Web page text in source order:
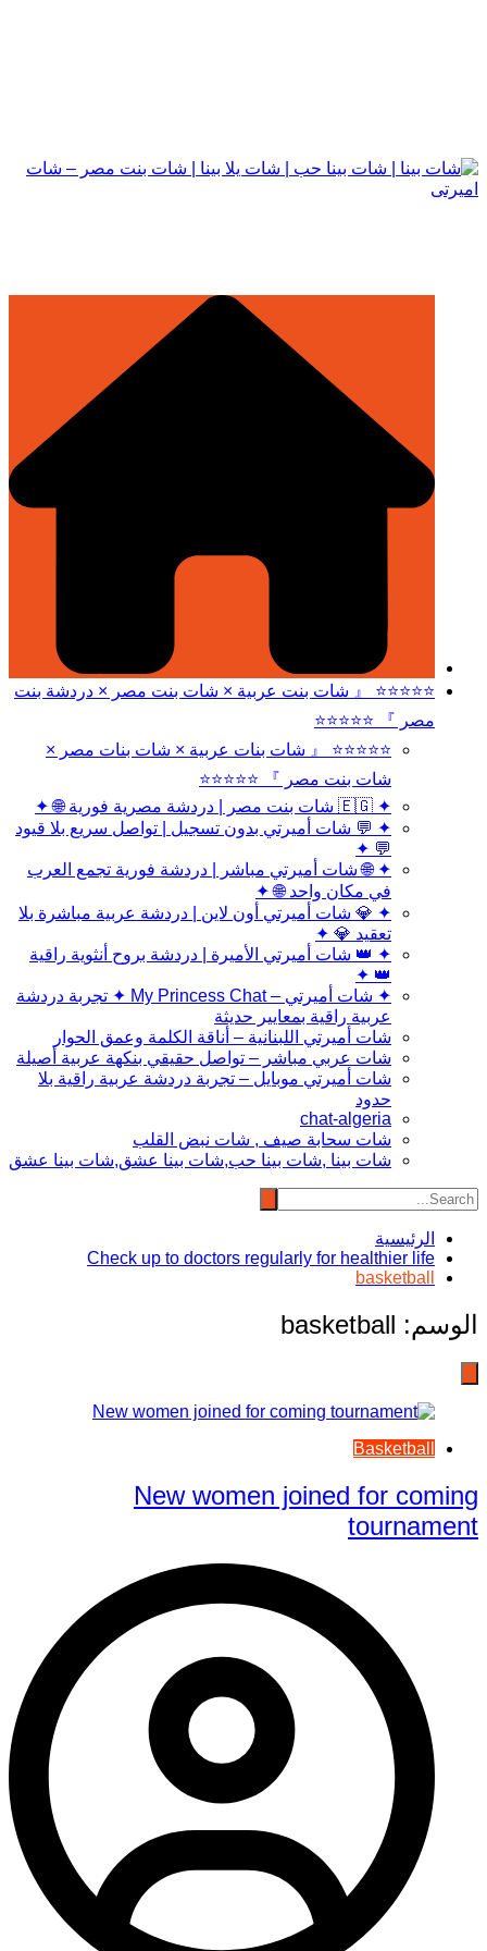
التجاوز
إلى
⭐⭐⭐⭐⭐ 『 شات بنت عربية × شات بنت مصر × دردشة بنت
مصر 』 ⭐⭐⭐⭐⭐
⭐⭐⭐⭐⭐ 『 شات بنات عربية × شات بنات مصر ×
شات بنت مصر 』 ⭐⭐⭐⭐⭐
✦ 🇪🇬 شات بنت مصر | دردشة مصرية فورية 🌐 ✦
✦ 💬 شات أميرتي بدون تسجيل | تواصل سريع بلا قيود
💬 ✦
✦ 🌐 شات أميرتي مباشر | دردشة فورية تجمع العرب
في مكان واحد 🌐 ✦
✦ 💎 شات أميرتي أون لاين | دردشة عربية مباشرة بلا
تعقيد 💎 ✦
✦ 👑 شات أميرتي الأميرة | دردشة بروح أنثوية راقية
👑 ✦
✦ شات أميرتي – My Princess Chat ✦ تجربة دردشة
عربية راقية بمعايير حديثة
شات أميرتي اللبنانية – أناقة الكلمة وعمق الحوار
شات عربي مباشر – تواصل حقيقي بنكهة عربية أصيلة
شات أميرتي موبايل – تجربة دردشة عربية راقية بلا
حدود
chat-algeria
شات سحابة صيف , شات نبض القلب
شات بينا ,شات بينا حب,شات بينا عشق,شات بينا عشق
الرئيسية
Check up to doctors regularly for healthier life
basketball
الوسم: basketball
Basketball
New women joined for coming
tournament